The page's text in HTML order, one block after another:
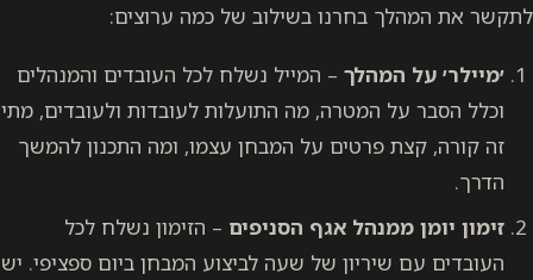
לתקשר את המהלך בחרנו בשילוב של כמה ערוצים:
׳מיילר׳ על המהלך – המייל נשלח לכל העובדים והמנהלים
וכלל הסבר על המטרה, מה התועלות לעובדות ולעובדים, מתי
זה קורה, קצת פרטים על המבחן עצמו, ומה התכנון להמשך
הדרך.
זימון יומן ממנהל אגף הסניפים – הזימון נשלח לכל
העובדים עם שיריון של שעה לביצוע המבחן ביום ספציפי. יש